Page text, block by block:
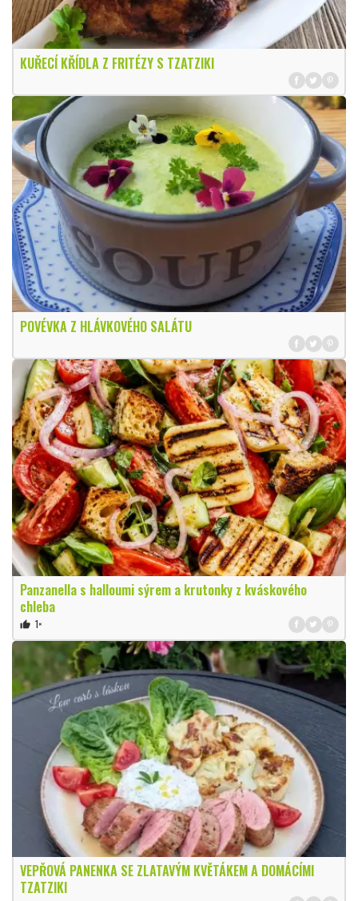
KUŘECÍ KŘÍDLA Z FRITÉZY S TZATZIKI
POVÉVKA Z HLÁVKOVÉHO SALÁTU
Panzanella s halloumi sýrem a krutonky z kváskového
chleba
thumb_up 1×
VEPŘOVÁ PANENKA SE ZLATAVÝM KVĚTÁKEM A DOMÁCÍMI
TZATZIKI